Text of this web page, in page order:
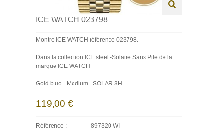
ICE WATCH 023798
Montre ICE WATCH référence 023798.
Dans la collection ICE steel -Solaire Sans Pile de la
marque ICE WATCH.
Gold blue - Medium - SOLAR 3H
119,00 €
Référence :
897320 WI